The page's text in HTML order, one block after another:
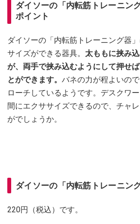
ダイソーの「内転筋トレーニン
ポイント
ダイソーの「内転筋トレーニング器
サイズができる器具。 太ももに挟み
が、両手で挟み込むようにして押せ
とができます。 バネの力が程よいの
ローチしているようです。デスクワ
間にエクササイズできるので、チャ
がでしょうか。
ダイソーの「内転筋トレーニン
220円（税込）です。